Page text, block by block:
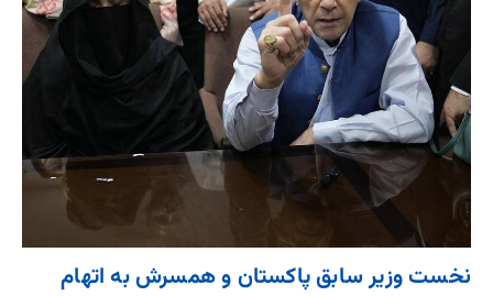
نخست وزیر سابق پاکستان و همسرش به اتهام